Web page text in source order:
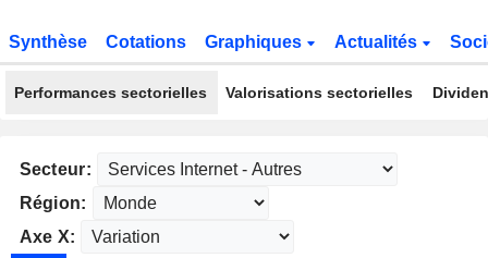
Synthèse Cotations Graphiques Actualités
Performances sectorielles Valorisations sectorielles
Secteur:
Région:
Axe X: